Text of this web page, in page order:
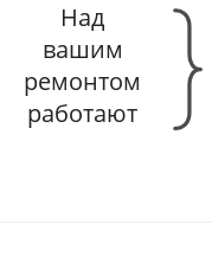
Над
вашим
ремонтом
работают